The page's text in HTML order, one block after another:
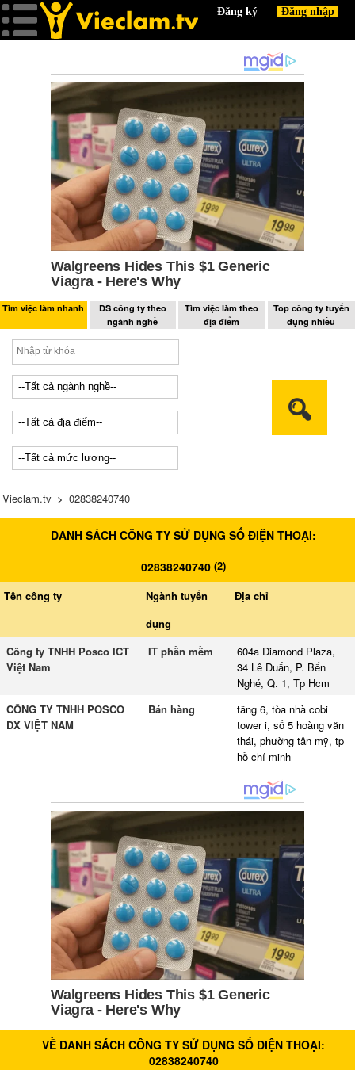
Tìm việc làm nhanh
DS công ty theo
ngành nghề
Tìm việc làm theo
địa điểm
Top công ty tuyển
dụng nhiều
Vieclam.tv > 02838240740
DANH SÁCH CÔNG TY SỬ DỤNG SỐ ĐIỆN THOẠI:
02838240740 (2)
Tên công ty
Ngành tuyển
dụng
Địa chỉ
Công ty TNHH Posco ICT
Việt Nam
IT phần mềm
604a Diamond Plaza,
34 Lê Duẩn, P. Bến
Nghé, Q. 1, Tp Hcm
CÔNG TY TNHH POSCO
DX VIỆT NAM
Bán hàng
tầng 6, tòa nhà cobi
tower i, số 5 hoàng văn
thái, phường tân mỹ, tp
hồ chí minh
VỀ DANH SÁCH CÔNG TY SỬ DỤNG SỐ ĐIỆN THOẠI:
02838240740